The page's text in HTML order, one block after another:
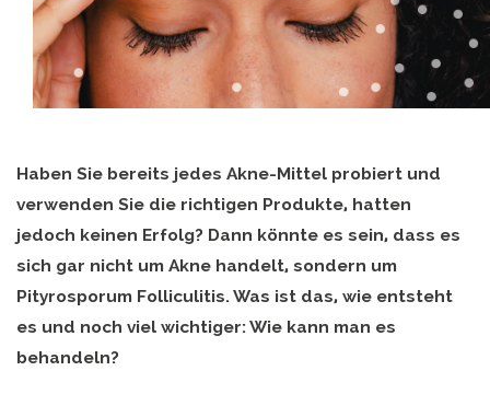
Haben Sie bereits jedes Akne-Mittel probiert und
verwenden Sie die richtigen Produkte, hatten
jedoch keinen Erfolg? Dann könnte es sein, dass es
sich gar nicht um Akne handelt, sondern um
Pityrosporum Folliculitis. Was ist das, wie entsteht
es und noch viel wichtiger: Wie kann man es
behandeln?